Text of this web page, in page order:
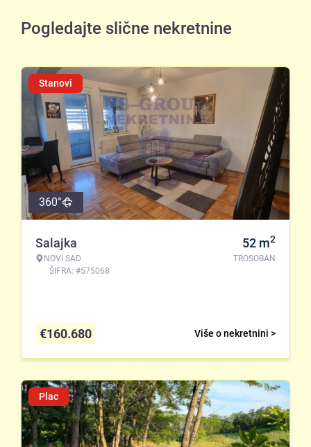
Pogledajte slične nekretnine
Stanovi
360°
Salajka
NOVI SAD
ŠIFRA: #575068
52 m2
TROSOBAN
Više o nekretnini >
€160.680
Plac